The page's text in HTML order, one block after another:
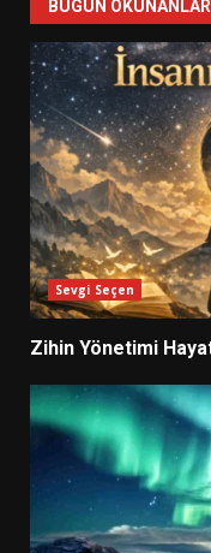
BUGÜN OKUNANLAR
Sevgi Seçen
Zihin Yönetimi